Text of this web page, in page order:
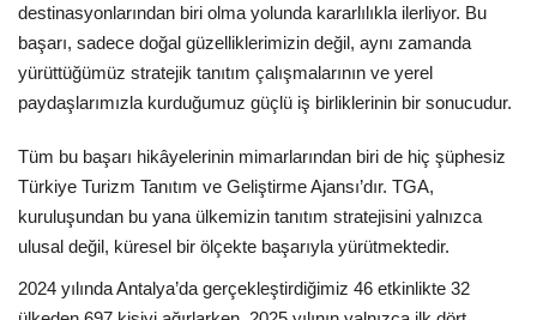
destinasyonlarından biri olma yolunda kararlılıkla ilerliyor. Bu
başarı, sadece doğal güzelliklerimizin değil, aynı zamanda
yürüttüğümüz stratejik tanıtım çalışmalarının ve yerel
paydaşlarımızla kurduğumuz güçlü iş birliklerinin bir sonucudur.
Tüm bu başarı hikâyelerinin mimarlarından biri de hiç şüphesiz
Türkiye Turizm Tanıtım ve Geliştirme Ajansı’dır. TGA,
kuruluşundan bu yana ülkemizin tanıtım stratejisini yalnızca
ulusal değil, küresel bir ölçekte başarıyla yürütmektedir.
2024 yılında Antalya’da gerçekleştirdiğimiz 46 etkinlikte 32